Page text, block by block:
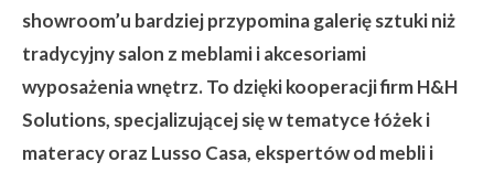
showroom’u bardziej przypomina galerię sztuki niż
tradycyjny salon z meblami i akcesoriami
wyposażenia wnętrz. To dzięki kooperacji firmH&H
Solutions, specjalizującej się w tematyce łóżek i
materacy oraz Lusso Casa, ekspertów od mebli i